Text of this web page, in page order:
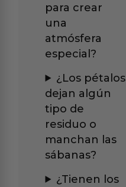
para crear
una
atmósfera
especial?
¿Los pétalos
dejan algún
tipo de
residuo o
manchan las
sábanas?
¿Tienen los